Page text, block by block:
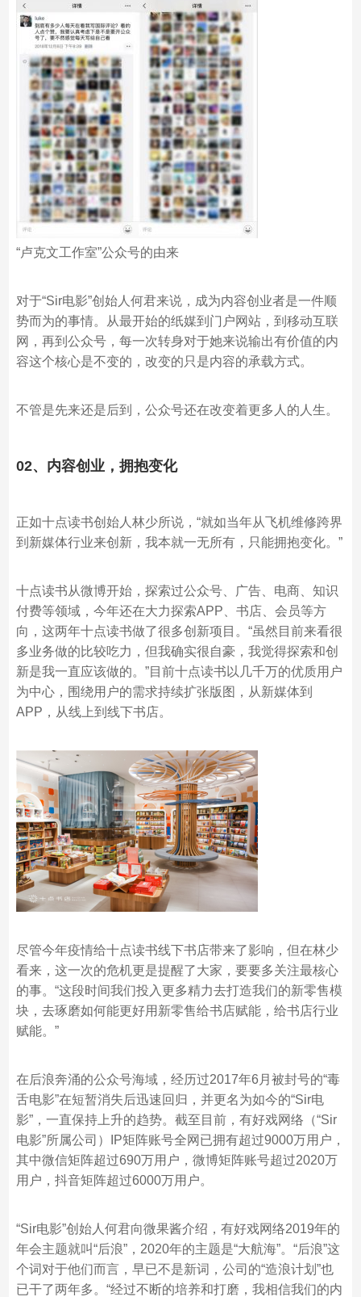
“卢克文工作室”公众号的由来
对于“Sir电影”创始人何君来说，成为内容创业者是一件顺
势而为的事情。从最开始的纸媒到门户网站，到移动互联
网，再到公众号，每一次转身对于她来说输出有价值的内
容这个核心是不变的，改变的只是内容的承载方式。
不管是先来还是后到，公众号还在改变着更多人的人生。
02、内容创业，拥抱变化
正如十点读书创始人林少所说，“就如当年从飞机维修跨界
到新媒体行业来创新，我本就一无所有，只能拥抱变化。”
十点读书从微博开始，探索过公众号、广告、电商、知识
付费等领域，今年还在大力探索APP、书店、会员等方
向，这两年十点读书做了很多创新项目。“虽然目前来看很
多业务做的比较吃力，但我确实很自豪，我觉得探索和创
新是我一直应该做的。”目前十点读书以几千万的优质用户
为中心，围绕用户的需求持续扩张版图，从新媒体到
APP，从线上到线下书店。
尽管今年疫情给十点读书线下书店带来了影响，但在林少
看来，这一次的危机更是提醒了大家，要要多关注最核心
的事。“这段时间我们投入更多精力去打造我们的新零售模
块，去琢磨如何能更好用新零售给书店赋能，给书店行业
赋能。”
在后浪奔涌的公众号海域，经历过2017年6月被封号的“毒
舌电影”在短暂消失后迅速回归，并更名为如今的“Sir电
影”，一直保持上升的趋势。截至目前，有好戏网络（“Sir
电影”所属公司）IP矩阵账号全网已拥有超过9000万用户，
其中微信矩阵超过690万用户，微博矩阵账号超过2020万
用户，抖音矩阵超过6000万用户。
“Sir电影”创始人何君向微果酱介绍，有好戏网络2019年的
年会主题就叫“后浪”，2020年的主题是“大航海”。“后浪”这
个词对于他们而言，早已不是新词，公司的“造浪计划”也
已干了两年多。“经过不断的培养和打磨，我相信我们的内